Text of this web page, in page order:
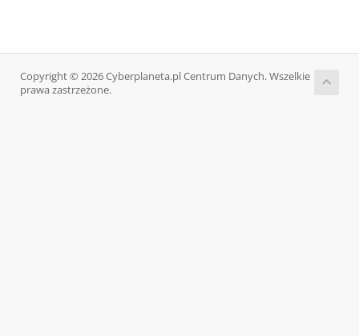
Copyright © 2026 Cyberplaneta.pl Centrum Danych. Wszelkie
prawa zastrzeżone.